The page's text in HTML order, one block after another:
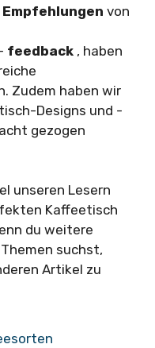
Empfehlungen von
feedback , haben
Zudem haben wir
Designs und -
gezogen
unseren Lesern
Kaffeetisch
du weitere
suchst,
Artikel zu